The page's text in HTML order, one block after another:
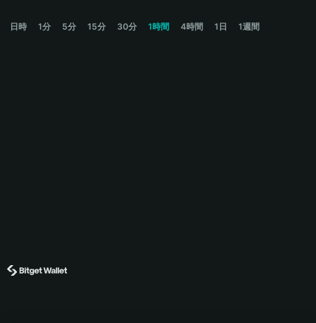
日時 1分 5分 15分 30分 1時間 4時間 1日 1週間